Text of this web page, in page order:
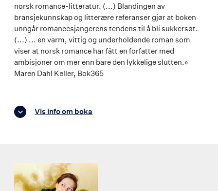
norsk romance-litteratur. (...) Blandingen av
bransjekunnskap og litterære referanser gjør at boken
unngår romancesjangerens tendens til å bli sukkersøt.
(...) ... en varm, vittig og underholdende roman som
viser at norsk romance har fått en forfatter med
ambisjoner om mer enn bare den lykkelige slutten.»
Maren Dahl Keller, Bok365
Vis info om boka